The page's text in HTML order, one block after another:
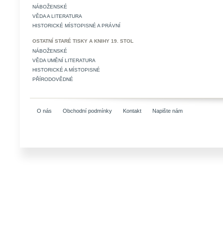
NÁBOŽENSKÉ
VĚDA A LITERATURA
HISTORICKÉ MÍSTOPISNÉ A PRÁVNÍ
OSTATNÍ STARÉ TISKY A KNIHY 19. STOL
NÁBOŽENSKÉ
VĚDA UMĚNÍ LITERATURA
HISTORICKÉ A MÍSTOPISNÉ
PŘÍRODOVĚDNÉ
O nás Obchodní podmínky Kontakt Napište nám